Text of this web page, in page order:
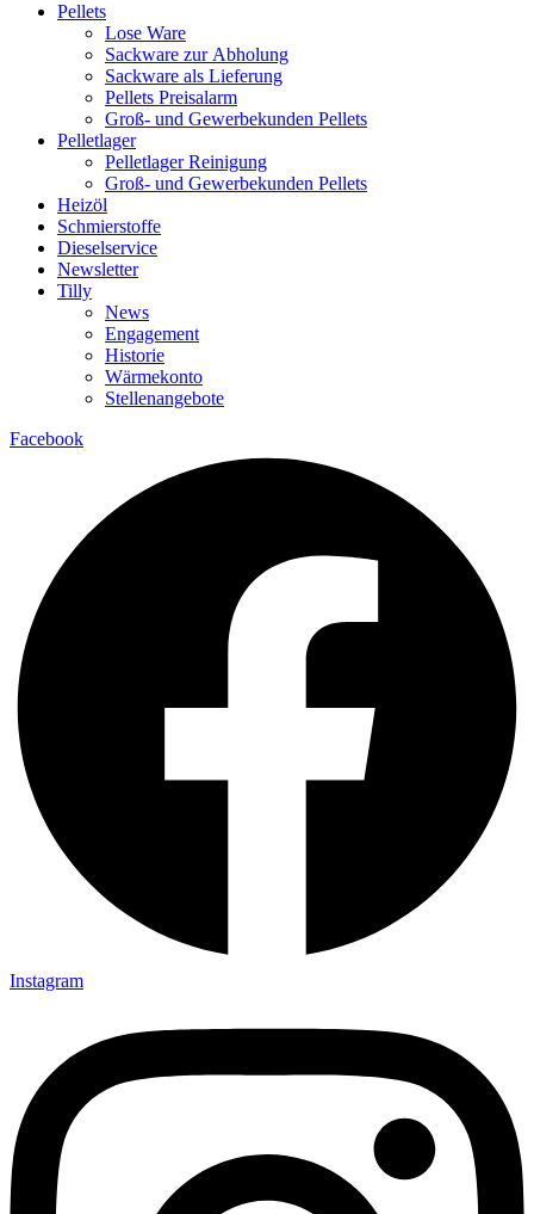
Pellets
Lose Ware
Sackware zur Abholung
Sackware als Lieferung
Pellets Preisalarm
Groß- und Gewerbekunden Pellets
Pelletlager
Pelletlager Reinigung
Groß- und Gewerbekunden Pellets
Heizöl
Schmierstoffe
Dieselservice
Newsletter
Tilly
News
Engagement
Historie
Wärmekonto
Stellenangebote
Facebook
Instagram